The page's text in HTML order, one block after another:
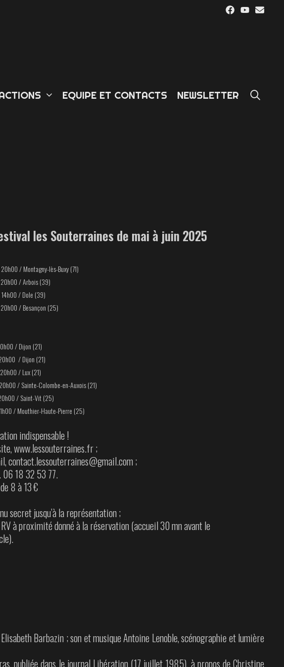
EQUIPE ET CONTACTS NEWSLETTER
les Souterraines de mai à juin 2025
20h00 /Montagny-lès-Buxy (71)
20h00 /Arbois (39)
/Dole (39)
20h00 /Besançon (25)
/Dijon (21)
/Dijon (21)
/Lux (21)
/Sainte-Colombe-en-Auxois (21)
/Saint-Vit (25)
/Mouthier-Haute-Pierre (25)
indispensable !
www.lessouterraines.fr ;
contact.lessouterraines@gmail.com ;
18 32 53 77.
8 à 13 €
secret jusqu’à la représentation ;
à proximité donné à la réservation (accueil 30 mn avant le
Barbazin ; son et musique Antoine Lenoble, scénographie et lumière
publiée dans le journal Libération (17 juillet 1985), à propos de Christine